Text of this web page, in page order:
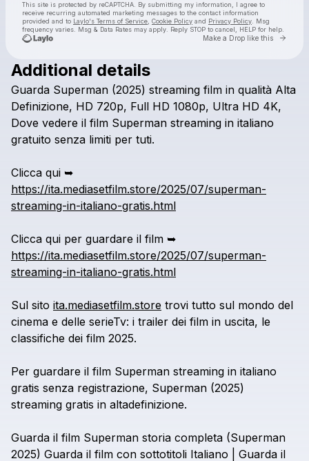
This site is protected by reCAPTCHA. By submitting my information, I agree to
receive recurring automated marketing messages to the contact information
provided and to Laylo's Terms of Service Cookie Policy and Privacy Policy . Msg
frequency varies. Msg & Data Rates may apply. Reply STOP to cancel, HELP for help.
Make a Drop like this Go
Check your texts
Additional details
Guarda Superman (2025) streaming film in qualità Alta
Definizione, HD 720p, Full HD 1080p, Ultra HD 4K,
Dove vedere il film Superman streaming in italiano
gratuito senza limiti per tuti.
Clicca qui ➥
https://ita.mediasetfilm.store/2025/07/superman-
streaming-in-italiano-gratis.html
Clicca qui per guardare il film ➥
https://ita.mediasetfilm.store/2025/07/superman-
streaming-in-italiano-gratis.html
Sul sito ita.mediasetfilm.store trovi tutto sul mondo del
cinema e delle serieTv: i trailer dei film in uscita, le
classifiche dei film 2025.
Per guardare il film Superman streaming in italiano
gratis senza registrazione, Superman (2025)
streaming gratis in altadefinizione.
Guarda il film Superman storia completa (Superman
2025) Guarda il film con sottotitoli Italiano Guarda il